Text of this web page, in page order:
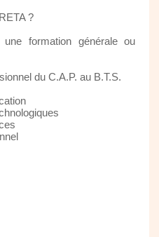
?
formation générale ou
du C.A.P. au B.T.S.